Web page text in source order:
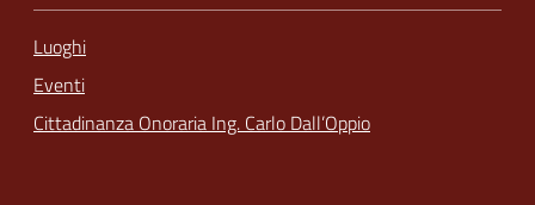
Luoghi
Eventi
Cittadinanza Onoraria Ing. Carlo Dall’Oppio